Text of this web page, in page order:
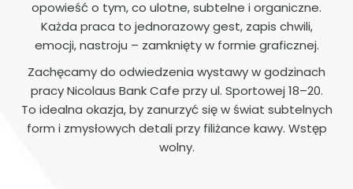
opowieść o tym, co ulotne, subtelne i organiczne.
Każda praca to jednorazowy gest, zapis chwili,
emocji, nastroju – zamknięty w formie graficznej.
Zachęcamy do odwiedzenia wystawy w godzinach
pracy Nicolaus Bank Cafe przy ul. Sportowej 18–20.
To idealna okazja, by zanurzyć się w świat subtelnych
form i zmysłowych detali przy filiżance kawy. Wstęp
wolny.